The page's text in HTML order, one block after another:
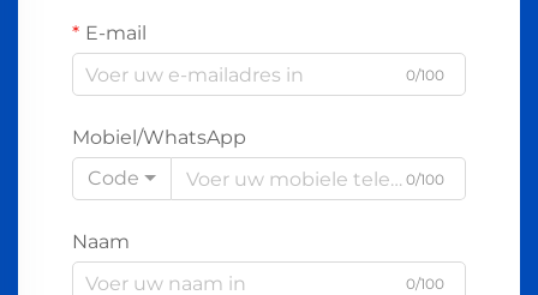
E-mail
0/100
Mobiel/WhatsApp
Code
0/100
Naam
0/100